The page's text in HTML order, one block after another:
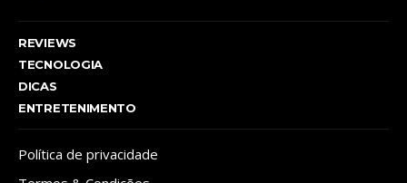
REVIEWS
TECNOLOGIA
DICAS
ENTRETENIMENTO
Política de privacidade